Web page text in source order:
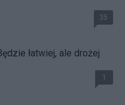
35
łatwiej, ale drożej
1